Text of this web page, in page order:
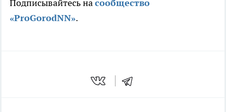
Подписывайтесь насообщество
«ProGorodNN».